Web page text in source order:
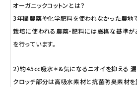
オーガニックコットンとは？
3年間農薬や化学肥料を使われなかった農地
栽培に使われる農薬・肥料には厳格な基準が
を行っています。
2）約45cc吸水＊&気になるニオイを抑える
クロッチ部分は高吸水素材と抗菌防臭素材を